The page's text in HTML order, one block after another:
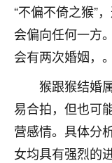
“不偏不倚之猴”
会偏向任何一方
会有两次婚姻，。
猴跟猴结婚
易合拍，但也可
营感情。具体分
女均具有强烈的
梦醒时分
我女儿高二
的，把我们
师，一开始
做完，我女
大学，只要
康康的我就
鹿森：可